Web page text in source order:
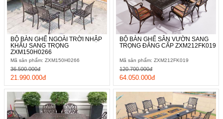
BỘ BÀN GHẾ NGOÀI TRỜI NHẬP
KHẨU SANG TRỌNG
ZXM150H0266
Mã sản phẩm: ZXM150H0266
21.990.000đ
36.500.000đ
BỘ BÀN GHẾ SÂN VƯỜN SANG
TRỌNG ĐẲNG CẤP ZXM212FK019
Mã sản phẩm: ZXM212FK019
64.050.000đ
120.700.000đ